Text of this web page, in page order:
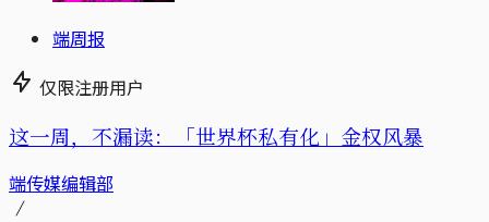
端周报
仅限注册用户
这一周，不漏读：「世界杯私有化」金权风暴
端传媒编辑部